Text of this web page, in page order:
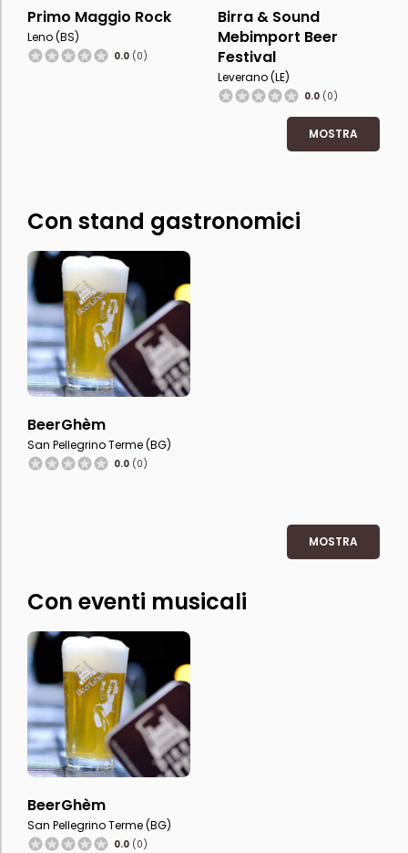
Primo Maggio Rock
Leno (BS)
0.0 (0)
Birra & Sound
Mebimport Beer
Festival
Leverano (LE)
0.0 (0)
MOSTRA
Con stand gastronomici
BeerGhèm
San Pellegrino Terme (BG)
0.0 (0)
MOSTRA
Con eventi musicali
BeerGhèm
San Pellegrino Terme (BG)
0.0 (0)